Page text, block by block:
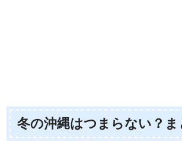
冬の沖縄はつまらない？ま